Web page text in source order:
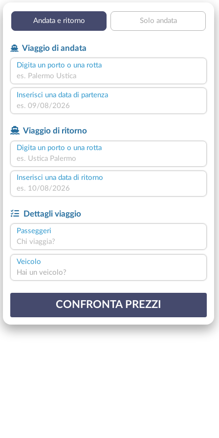
Andata e ritorno Solo andata
Viaggio di andata
Digita un porto o una rotta
Inserisci una data di partenza
Viaggio di ritorno
Digita un porto o una rotta
Inserisci una data di ritorno
Dettagli viaggio
Passeggeri
Chi viaggia?
Veicolo
Hai un veicolo?
CONFRONTA PREZZI